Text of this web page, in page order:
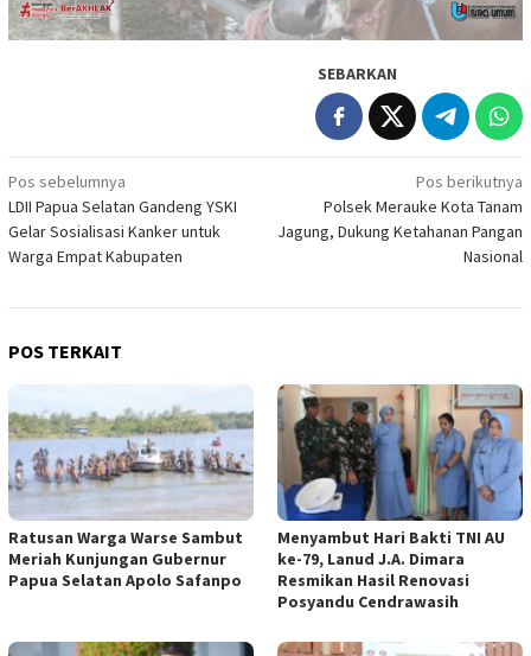
SEBARKAN
Navigasi
pos
Pos sebelumnya
LDII Papua Selatan Gandeng YSKI
Gelar Sosialisasi Kanker untuk
Warga Empat Kabupaten
Pos berikutnya
Polsek Merauke Kota Tanam
Jagung, Dukung Ketahanan Pangan
Nasional
POS TERKAIT
Ratusan Warga Warse Sambut
Meriah Kunjungan Gubernur
Papua Selatan Apolo Safanpo
Menyambut Hari Bakti TNI AU
ke-79, Lanud J.A. Dimara
Resmikan Hasil Renovasi
Posyandu Cendrawasih